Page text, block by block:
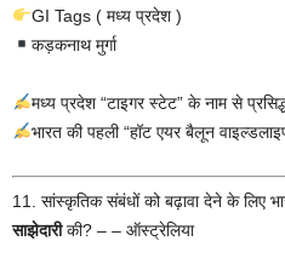
GI Tags ( मध्य प्रदेश )
कड़कनाथ मुर्गा
मध्य प्रदेश “टाइगर स्टेट” के नाम से
भारत की पहली “हॉट एयर बैलून
11. सांस्कृतिक संबंधों को बढ़ावा देने के लिए
साझेदारीकी? – – ऑस्ट्रेलिया